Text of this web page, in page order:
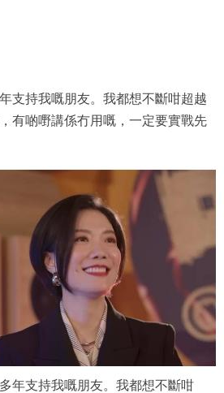
支持我嘅朋友。我都想不斷咁超越
有啲嘢講係冇用嘅，一定要實戰先
年支持我嘅朋友。我都想不斷咁